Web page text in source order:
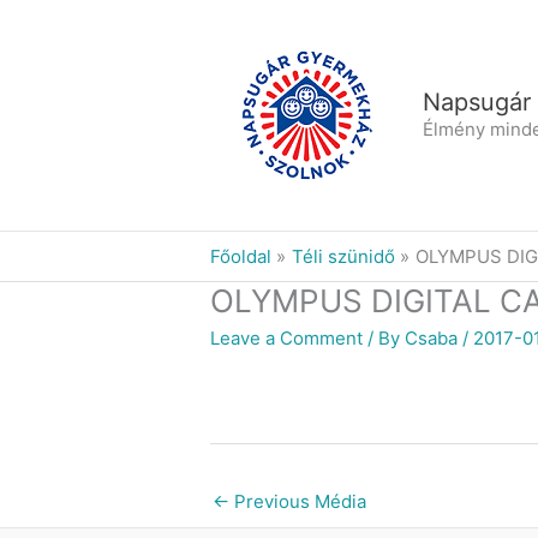
Élmény
Főoldal Téli szünidő OLYMPUS
OLYMPUS DIGITAL
Leave a Comment / By Csaba / 2017-
← Previous Média